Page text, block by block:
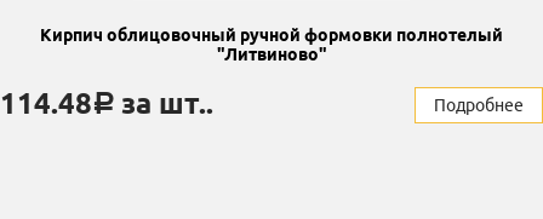
Кирпич облицовочный ручной формовки полнотелый
"Литвиново"
114.48a за шт.. Подробнее